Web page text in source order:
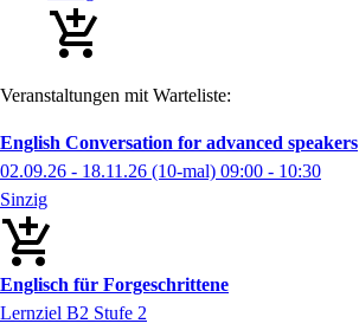
Veranstaltungen mit Warteliste:
English Conversation for advanced speakers
02.09.26 - 18.11.26 (10-mal) 09:00 - 10:30
Sinzig
Englisch für Forgeschrittene
Lernziel B2 Stufe 2